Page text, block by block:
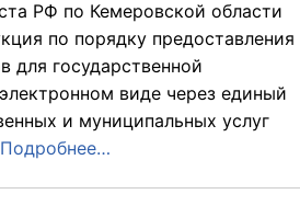
РФ по Кемеровской области
по порядку предоставления
для государственной
виде через единый
и муниципальных услуг
Подробнее…